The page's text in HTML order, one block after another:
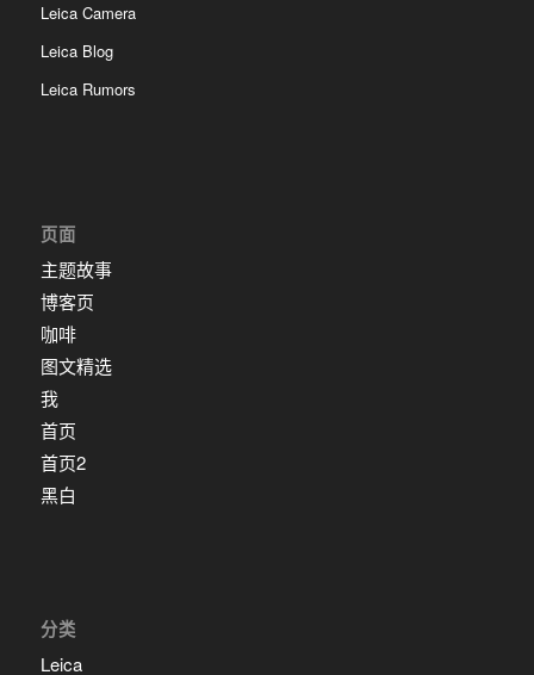
Leica Camera
Leica Blog
Leica Rumors
页面
主题故事
博客页
咖啡
图文精选
我
首页
首页2
黑白
分类
Leica